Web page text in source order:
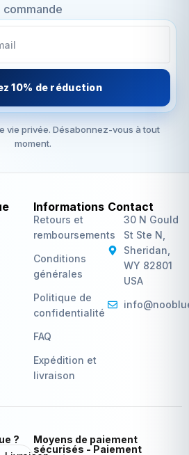
commande
10% de réduction
vie privée. Désabonnez-vous à tout
moment.
Informations
Retours et
remboursements
Conditions
générales
Politique de
confidentialité
FAQ
Expédition et
livraison
Contact
30 N Gould
St Ste N,
Sheridan,
WY 82801
USA
?
Moyens de paiement
sécurisés - Paiement